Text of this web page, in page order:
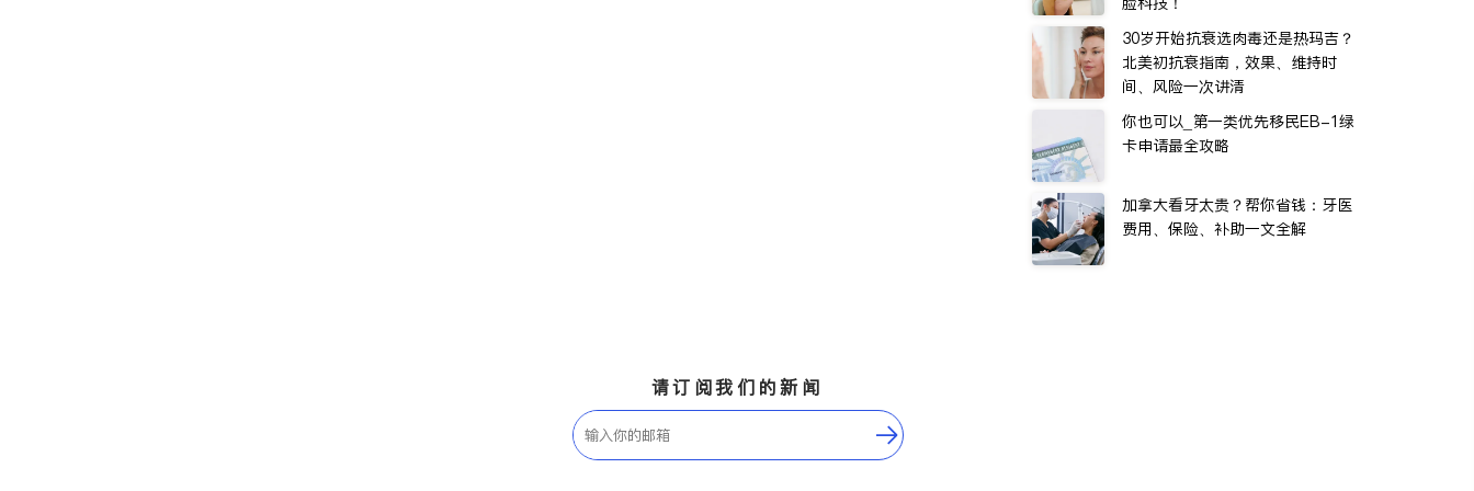
30岁开始抗衰选肉毒还是热玛吉？
北美初抗衰指南，效果、维持时
间、风险一次讲清
你也可以_第一类优先移民EB-1绿
卡申请最全攻略
加拿大看牙太贵？帮你省钱：牙医
费用、保险、补助一文全解
请订阅我们的新闻